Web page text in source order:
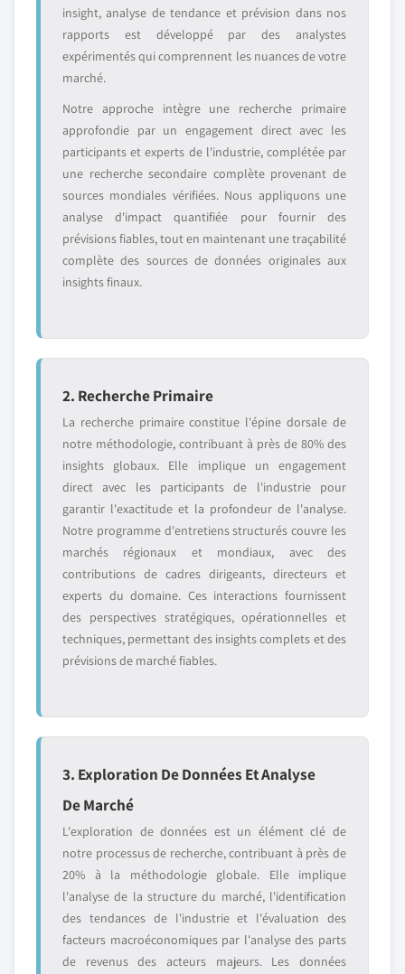
insight, analyse de tendance et prévision dans nos
rapports est développé par des analystes
expérimentés qui comprennent les nuances de votre
marché.
Notre approche intègre une recherche primaire
approfondie par un engagement direct avec les
participants et experts de l'industrie, complétée par
une recherche secondaire complète provenant de
sources mondiales vérifiées. Nous appliquons une
analyse d'impact quantifiée pour fournir des
prévisions fiables, tout en maintenant une traçabilité
complète des sources de données originales aux
insights finaux.
2. Recherche Primaire
La recherche primaire constitue l'épine dorsale de
notre méthodologie, contribuant à près de 80% des
insights globaux. Elle implique un engagement
direct avec les participants de l'industrie pour
garantir l'exactitude et la profondeur de l'analyse.
Notre programme d'entretiens structurés couvre les
marchés régionaux et mondiaux, avec des
contributions de cadres dirigeants, directeurs et
experts du domaine. Ces interactions fournissent
des perspectives stratégiques, opérationnelles et
techniques, permettant des insights complets et des
prévisions de marché fiables.
3. Exploration De Données Et Analyse
De Marché
L'exploration de données est un élément clé de
notre processus de recherche, contribuant à près de
20% à la méthodologie globale. Elle implique
l'analyse de la structure du marché, l'identification
des tendances de l'industrie et l'évaluation des
facteurs macroéconomiques par l'analyse des parts
de revenus des acteurs majeurs. Les données